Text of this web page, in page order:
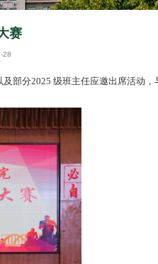
学院举办第十二
员： 曹元 出处:
班级风采大赛。学院